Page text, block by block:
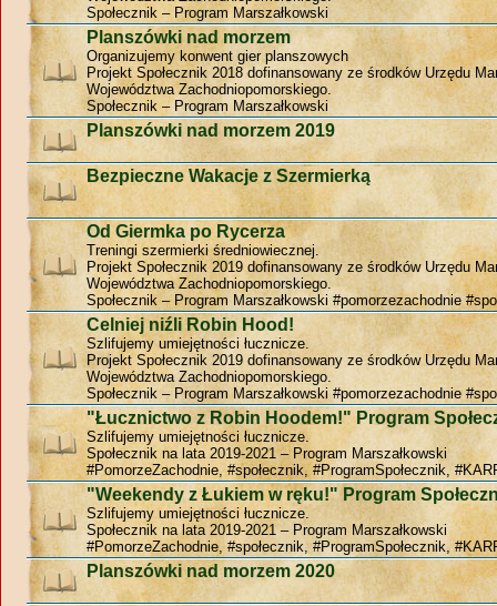
Społecznik – Program Marszałkowski
Planszówki nad morzem
Organizujemy konwent gier planszowych
Projekt Społecznik 2018 dofinansowany ze środków Urzędu
Województwa Zachodniopomorskiego.
Społecznik – Program Marszałkowski
Planszówki nad morzem 2019
Bezpieczne Wakacje z Szermierką
Od Giermka po Rycerza
Treningi szermierki średniowiecznej.
Projekt Społecznik 2019 dofinansowany ze środków Urzędu
Województwa Zachodniopomorskiego.
Społecznik – Program Marszałkowski #pomorzezachodnie
Celniej niźli Robin Hood!
Szlifujemy umiejętności łucznicze.
Projekt Społecznik 2019 dofinansowany ze środków Urzędu
Województwa Zachodniopomorskiego.
Społecznik – Program Marszałkowski #pomorzezachodnie
"Łucznictwo z Robin Hoodem!" Program
Szlifujemy umiejętności łucznicze.
Społecznik na lata 2019-2021 – Program Marszałkowski
#PomorzeZachodnie, #społecznik, #ProgramSpołecznik,
"Weekendy z Łukiem w ręku!" Program
Szlifujemy umiejętności łucznicze.
Społecznik na lata 2019-2021 – Program Marszałkowski
#PomorzeZachodnie, #społecznik, #ProgramSpołecznik,
Planszówki nad morzem 2020